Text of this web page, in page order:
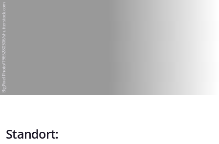
BigPixel Photo/1965280306/shutterstock.com
Standort: